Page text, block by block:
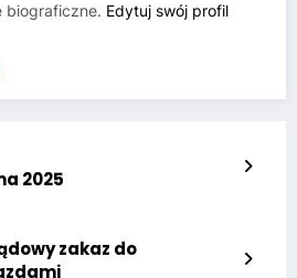
biograficzne. Edytuj swój profil
2025
zakaz do